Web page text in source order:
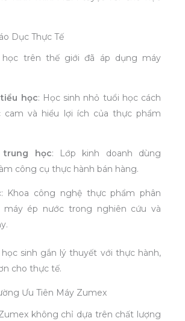
Dục Thực Tế
học trên thế giới đã áp dụng máy
học: Học sinh nhỏ tuổi học cách
cam và hiểu lợi ích của thực phẩm
trung học: Lớp kinh doanh dùng
công cụ thực hành bán hàng.
: Khoa công nghệ thực phẩm phân
máy ép nước trong nghiên cứu và
sinh gắn lý thuyết với thực hành,
cho thực tế.
Ưu Tiên Máy Zumex
không chỉ dựa trên chất lượng